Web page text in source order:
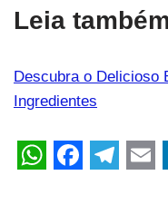
Leia
Descubra o Delicioso
Ingredientes